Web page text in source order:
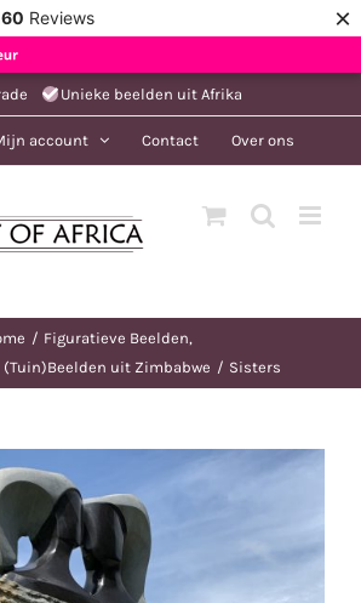
Reviews ×
Unieke beelden uit Afrika
account Contact Over ons
Figuratieve Beelden
uit Zimbabwe
Sisters